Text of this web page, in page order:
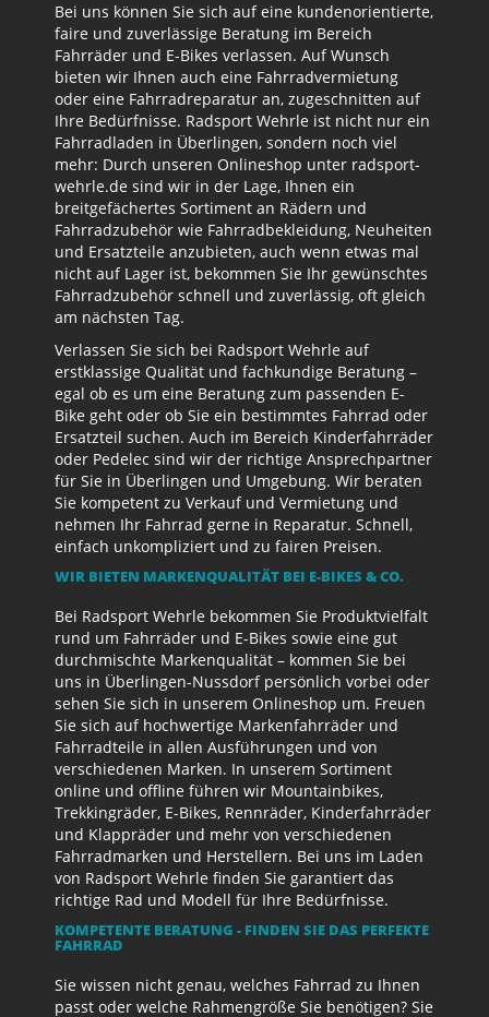
Bei uns können Sie sich auf eine kundenorientierte,
faire und zuverlässige Beratung im Bereich
Fahrräder und E-Bikes verlassen. Auf Wunsch
bieten wir Ihnen auch eine Fahrradvermietung
oder eine Fahrradreparatur an, zugeschnitten auf
Ihre Bedürfnisse. Radsport Wehrle ist nicht nur ein
Fahrradladen in Überlingen, sondern noch viel
mehr: Durch unseren Onlineshop unter radsport-
wehrle.de sind wir in der Lage, Ihnen ein
breitgefächertes Sortiment an Rädern und
Fahrradzubehör wie Fahrradbekleidung, Neuheiten
und Ersatzteile anzubieten, auch wenn etwas mal
nicht auf Lager ist, bekommen Sie Ihr gewünschtes
Fahrradzubehör schnell und zuverlässig, oft gleich
am nächsten Tag.
Verlassen Sie sich bei Radsport Wehrle auf
erstklassige Qualität und fachkundige Beratung –
egal ob es um eine Beratung zum passenden E-
Bike geht oder ob Sie ein bestimmtes Fahrrad oder
Ersatzteil suchen. Auch im Bereich Kinderfahrräder
oder Pedelec sind wir der richtige Ansprechpartner
für Sie in Überlingen und Umgebung. Wir beraten
Sie kompetent zu Verkauf und Vermietung und
nehmen Ihr Fahrrad gerne in Reparatur. Schnell,
einfach unkompliziert und zu fairen Preisen.
WIR BIETEN MARKENQUALITÄT BEI E-BIKES & CO.
Bei Radsport Wehrle bekommen Sie Produktvielfalt
rund um Fahrräder und E-Bikes sowie eine gut
durchmischte Markenqualität – kommen Sie bei
uns in Überlingen-Nussdorf persönlich vorbei oder
sehen Sie sich in unserem Onlineshop um. Freuen
Sie sich auf hochwertige Markenfahrräder und
Fahrradteile in allen Ausführungen und von
verschiedenen Marken. In unserem Sortiment
online und offline führen wir Mountainbikes,
Trekkingräder, E-Bikes, Rennräder, Kinderfahrräder
und Klappräder und mehr von verschiedenen
Fahrradmarken und Herstellern. Bei uns im Laden
von Radsport Wehrle finden Sie garantiert das
richtige Rad und Modell für Ihre Bedürfnisse.
KOMPETENTE BERATUNG - FINDEN SIE DAS PERFEKTE
FAHRRAD
Sie wissen nicht genau, welches Fahrrad zu Ihnen
passt oder welche Rahmengröße Sie benötigen? Sie